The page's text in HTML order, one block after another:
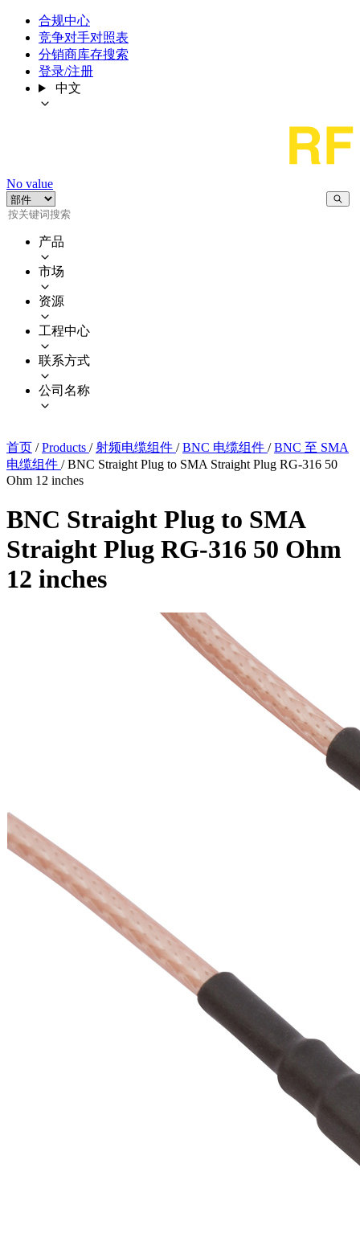
合规中心
竞争对手对照表
分销商库存搜索
登录/注册
中文
No value
产品
市场
资源
工程中心
联系方式
公司名称
首页 / Products / 射频电缆组件 / BNC 电缆组件 / BNC 至 SMA
电缆组件 / BNC Straight Plug to SMA Straight Plug RG-316 50
Ohm 12 inches
BNC Straight Plug to SMA
Straight Plug RG-316 50 Ohm
12 inches